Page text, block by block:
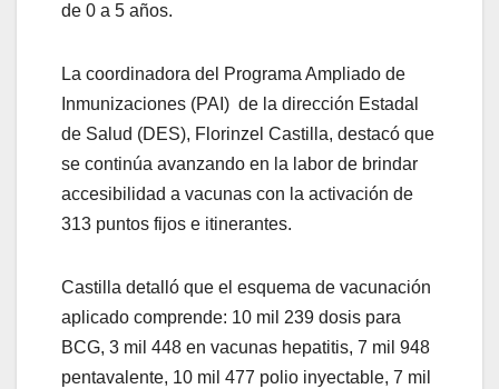
de 0 a 5 años.
La coordinadora del Programa Ampliado de
Inmunizaciones (PAI) de la dirección Estadal
de Salud (DES), Florinzel Castilla, destacó que
se continúa avanzando en la labor de brindar
accesibilidad a vacunas con la activación de
313 puntos fijos e itinerantes.
Castilla detalló que el esquema de vacunación
aplicado comprende: 10 mil 239 dosis para
BCG, 3 mil 448 en vacunas hepatitis, 7 mil 948
pentavalente, 10 mil 477 polio inyectable, 7 mil